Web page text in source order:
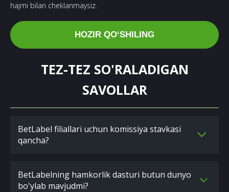
hajmi bilan cheklanmaysiz.
HOZIR QOʻSHILING
TEZ-TEZ SO'RALADIGAN
SAVOLLAR
BetLabel filiallari uchun komissiya stavkasi
qancha?
BetLabelning hamkorlik dasturi butun dunyo
bo'ylab mavjudmi?